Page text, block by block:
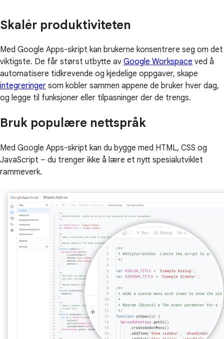
Skalér produktiviteten
Med Google Apps-skript kan brukerne konsentrere seg om det
viktigste. De får størst utbytte av Google Workspace ved å
automatisere tidkrevende og kjedelige oppgaver, skape
integreringer som kobler sammen appene de bruker hver dag,
og legge til funksjoner eller tilpasninger der de trengs.
Bruk populære nettspråk
Med Google Apps-skript kan du bygge med HTML, CSS og
JavaScript – du trenger ikke å lære et nytt spesialutviklet
rammeverk.